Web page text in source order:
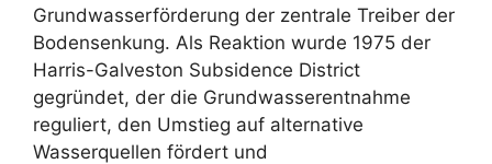
Grundwasserförderung der zentrale Treiber der
Bodensenkung. Als Reaktion wurde 1975 der
Harris-Galveston Subsidence District
gegründet, der die Grundwasserentnahme
reguliert, den Umstieg auf alternative
Wasserquellen fördert und